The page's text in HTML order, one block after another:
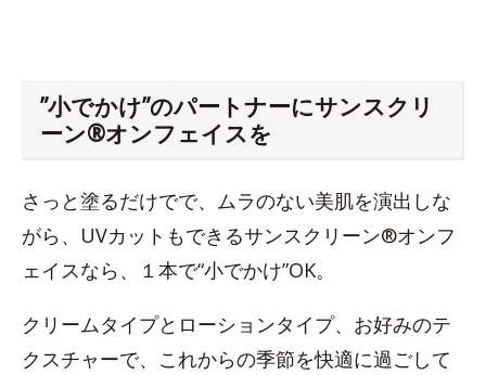
”小でかけ”のパートナーにサンスクリ
ーン®オンフェイスを
さっと塗るだけでで、ムラのない美肌を演出しな
がら、UVカットもできるサンスクリーン®オンフ
ェイスなら、１本で“小でかけ”OK。
クリームタイプとローションタイプ、お好みのテ
クスチャーで、これからの季節を快適に過ごして